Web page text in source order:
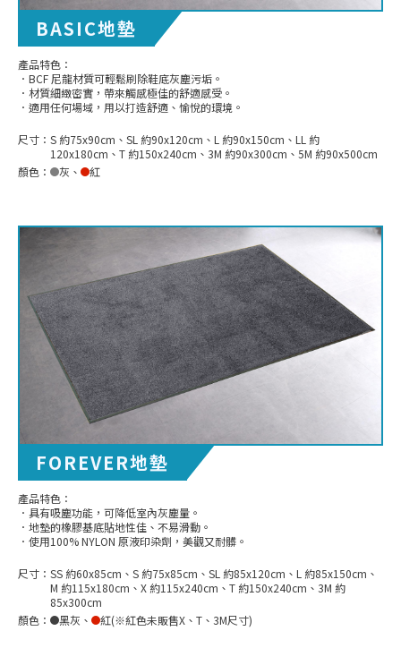
BASIC地墊
產品特色：
．BCF 尼龍材質可輕鬆刷除鞋底灰塵污垢。
．材質細緻密實，帶來觸感極佳的舒適感受。
．適用任何場域，用以打造舒適、愉悅的環境。
尺寸： S 約75x90cm、SL 約90x120cm、L 約90x150cm、LL 約
120x180cm、T 約150x240cm、3M 約90x300cm、5M 約90x500cm
顏色：
灰 、 紅
FOREVER地墊
產品特色：
．具有吸塵功能，可降低室內灰塵量。
．地墊的橡膠基底貼地性佳、不易滑動。
．使用100% NYLON 原液印染劑，美觀又耐髒。
尺寸： SS 約60x85cm、S 約75x85cm、SL 約85x120cm、L 約85x150cm、
M 約115x180cm、X 約115x240cm、T 約150x240cm、3M 約
85x300cm
顏色：
黑灰 、 紅(※紅色未販售X、T、3M尺寸)